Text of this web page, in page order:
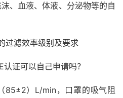
、血液、体液、分泌物等的自
过滤效率级别及要求
85±2）L/min，口罩的吸气阻